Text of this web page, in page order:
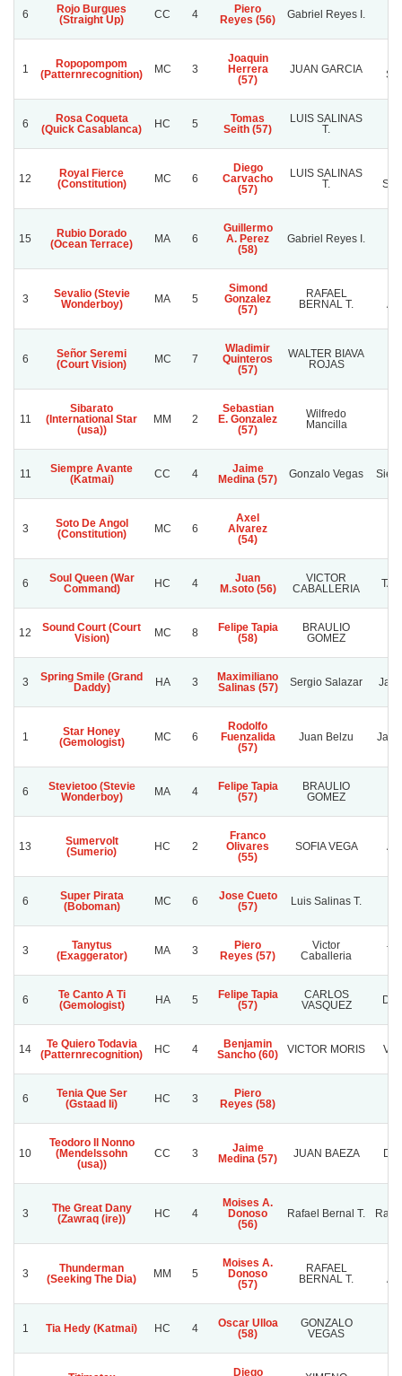
6
Rojo Burgues
(Straight Up)
CC 4
Piero
Reyes (56)
Gabriel Reyes I.
1
Ropopompom
(Patternrecognition)
MC 3
Joaquin
Herrera
(57)
JUAN GARCIA
6
Rosa Coqueta
(Quick Casablanca)
HC 5
Tomas
Seith (57)
LUIS SALINAS
T.
12
Royal Fierce
(Constitution)
MC 6
Diego
Carvacho
(57)
LUIS SALINAS
T.
15
Rubio Dorado
(Ocean Terrace)
MA 6
Guillermo
A. Perez
(58)
Gabriel Reyes I.
3
Sevalio (Stevie
Wonderboy)
MA 5
Simond
Gonzalez
(57)
RAFAEL
BERNAL T.
6
Señor Seremi
(Court Vision)
MC 7
Wladimir
Quinteros
(57)
WALTER BIAVA
ROJAS
11
Sibarato
(International Star
(usa))
MM 2
Sebastian
E. Gonzalez
(57)
Wilfredo
Mancilla
11
Siempre Avante
(Katmai)
CC 4
Jaime
Medina (57)
Gonzalo Vegas
3
Soto De Angol
(Constitution)
MC 6
Axel
Alvarez
(54)
6
Soul Queen (War
Command)
HC 4
Juan
M.soto (56)
VICTOR
CABALLERIA
12
Sound Court (Court
Vision)
MC 8
Felipe Tapia
(58)
BRAULIO
GOMEZ
3
Spring Smile (Grand
Daddy)
HA 3
Maximiliano
Salinas (57)
Sergio Salazar
1
Star Honey
(Gemologist)
MC 6
Rodolfo
Fuenzalida
(57)
Juan Belzu
6
Stevietoo (Stevie
Wonderboy)
MA 4
Felipe Tapia
(57)
BRAULIO
GOMEZ
13
Sumervolt
(Sumerio)
HC 2
Franco
Olivares
(55)
SOFIA VEGA
6
Super Pirata
(Boboman)
MC 6
Jose Cueto
(57)
Luis Salinas T.
3
Tanytus
(Exaggerator)
MA 3
Piero
Reyes (57)
Victor
Caballeria
6
Te Canto A Ti
(Gemologist)
HA 5
Felipe Tapia
(57)
CARLOS
VASQUEZ
14
Te Quiero Todavia
(Patternrecognition)
HC 4
Benjamin
Sancho (60)
VICTOR MORIS
6
Tenia Que Ser
(Gstaad Ii)
HC 3
Piero
Reyes (58)
10
Teodoro Il Nonno
(Mendelssohn
(usa))
CC 3
Jaime
Medina (57)
JUAN BAEZA
3
The Great Dany
(Zawraq (ire))
HC 4
Moises A.
Donoso
(56)
Rafael Bernal T.
3
Thunderman
(Seeking The Dia)
MM 5
Moises A.
Donoso
(57)
RAFAEL
BERNAL T.
1 Tia Hedy (Katmai) HC 4
Oscar Ulloa
(58)
GONZALO
VEGAS
Diego